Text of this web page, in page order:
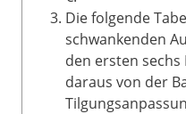
Die folgende
schwankenden
den ersten
daraus von der